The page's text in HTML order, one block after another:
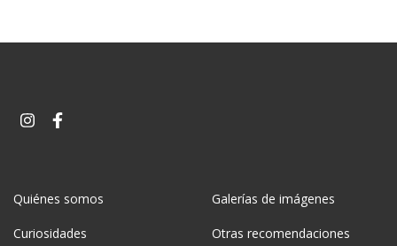
Quiénes somos Galerías de imágenes
Curiosidades Otras recomendaciones